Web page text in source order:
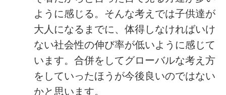
ように感じる。そんな考えでは子供達が
大人になるまでに、体得しなければいけ
ない社会性の伸び率が低いように感じて
います。合併をしてグローバルな考え方
をしていったほうが今後良いのではない
かと思います。